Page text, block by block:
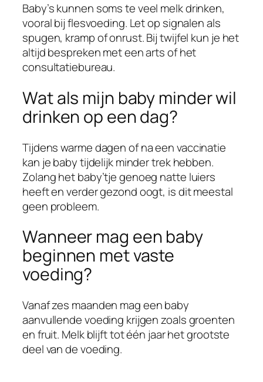
Baby’s kunnen soms te veel melk drinken,
vooral bij flesvoeding. Let op signalen als
spugen, kramp of onrust. Bij twijfel kun je het
altijd bespreken met een arts of het
consultatiebureau.
Wat als mijn baby minder wil
drinken op een dag?
Tijdens warme dagen of na een vaccinatie
kan je baby tijdelijk minder trek hebben.
Zolang het baby’tje genoeg natte luiers
heeft en verder gezond oogt, is dit meestal
geen probleem.
Wanneer mag een baby
beginnen met vaste
voeding?
Vanaf zes maanden mag een baby
aanvullende voeding krijgen zoals groenten
en fruit. Melk blijft tot één jaar het grootste
deel van de voeding.